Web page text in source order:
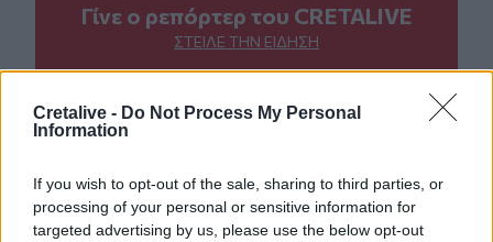
Cretalive - Do Not Process My Personal
Information
If you wish to opt-out of the sale, sharing to third parties, or
processing of your personal or sensitive information for
targeted advertising by us, please use the below opt-out
Γίνε ο ρεπόρτερ του CRETALIVE
ΣΤΕΊΛΕ ΤΗΝ ΕΊΔΗΣΗ
13:28